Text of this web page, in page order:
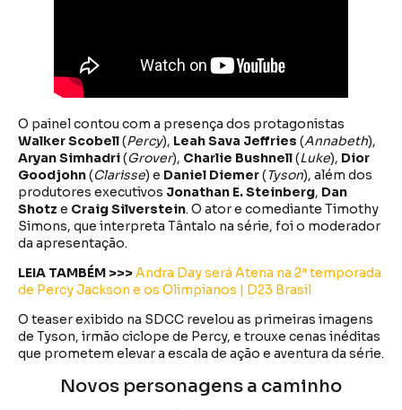
O painel contou com a presença dos protagonistas
Walker Scobell(Percy), Leah Sava Jeffries (Annabeth),
Aryan Simhadri(Grover), Charlie Bushnell(Luke), Dior
Goodjohn(Clarisse) e Daniel Diemer(Tyson), além dos
produtores executivos Jonathan E. Steinberg, Dan
Shotz e Craig Silverstein. O ator e comediante Timothy
Simons, que interpreta Tântalo na série, foi o moderador
da apresentação.
LEIA TAMBÉM >>>Andra Day será Atena na 2ª temporada
de Percy Jackson e os Olimpianos | D23 Brasil
O teaser exibido na SDCC revelou as primeiras imagens
de Tyson, irmão ciclope de Percy, e trouxe cenas inéditas
que prometem elevar a escala de ação e aventura da série.
Novos personagens a caminho